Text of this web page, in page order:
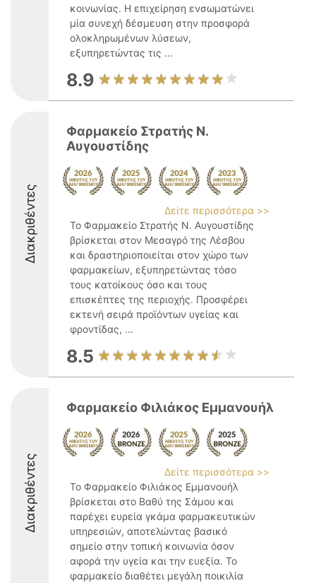
κοινωνίας. Η επιχείρηση ενσωματώνει
μία συνεχή δέσμευση στην προσφορά
ολοκληρωμένων λύσεων,
εξυπηρετώντας τις ...
8.9
Διακριθέντες
Φαρμακείο Στρατής Ν.
Αυγουστίδης
Δείτε περισσότερα >>
Το Φαρμακείο Στρατής Ν. Αυγουστίδης
βρίσκεται στον Μεσαγρό της Λέσβου
και δραστηριοποιείται στον χώρο των
φαρμακείων, εξυπηρετώντας τόσο
τους κατοίκους όσο και τους
επισκέπτες της περιοχής. Προσφέρει
εκτενή σειρά προϊόντων υγείας και
φροντίδας, ...
8.5
Διακριθέντες
Φαρμακείο Φιλιάκος Εμμανουήλ
Δείτε περισσότερα >>
Το Φαρμακείο Φιλιάκος Εμμανουήλ
βρίσκεται στο Βαθύ της Σάμου και
παρέχει ευρεία γκάμα φαρμακευτικών
υπηρεσιών, αποτελώντας βασικό
σημείο στην τοπική κοινωνία όσον
αφορά την υγεία και την ευεξία. Το
φαρμακείο διαθέτει μεγάλη ποικιλία